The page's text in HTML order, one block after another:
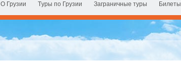
О Грузии Tуры по Грузии Заграничные туры Билеты